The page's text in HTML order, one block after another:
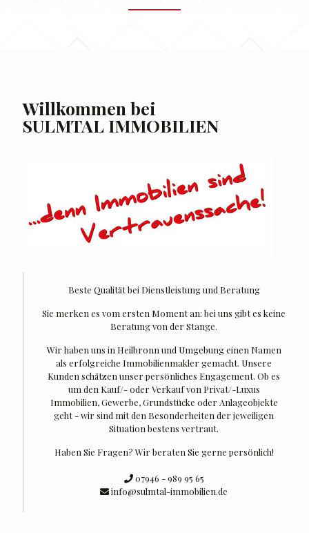
Willkommen bei
SULMTAL IMMOBILIEN
Beste Qualität bei Dienstleistung und Beratung
Sie merken es vom ersten Moment an: bei uns gibt es keine
Beratung von der Stange.
Wir haben uns in Heilbronn und Umgebung einen Namen
als erfolgreiche Immobilienmakler gemacht. Unsere
Kunden schätzen unser persönliches Engagement. Ob es
um den Kauf/- oder Verkauf von Privat/-Luxus
Immobilien, Gewerbe, Grundstücke oder Anlageobjekte
geht - wir sind mit den Besonderheiten der jeweiligen
Situation bestens vertraut.
Haben Sie Fragen? Wir beraten Sie gerne persönlich!
07946 - 989 95 65
info@sulmtal-immobilien.de